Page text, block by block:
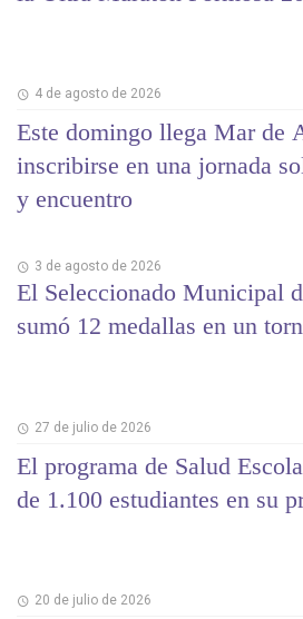
4 de agosto de 2026
Este domingo llega Mar de
inscribirse en una jornada
y encuentro
3 de agosto de 2026
El Seleccionado Municipal
sumó 12 medallas en un
27 de julio de 2026
El programa de Salud
de 1.100 estudiantes en su
20 de julio de 2026